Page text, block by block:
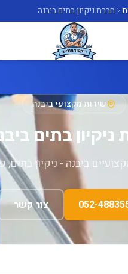
חברת ניקיון בתים ביבנה
שירות מקצועי ביבנה
ניקיון בתים
ביבנה - ניקיון בתים,
052- צור קשר